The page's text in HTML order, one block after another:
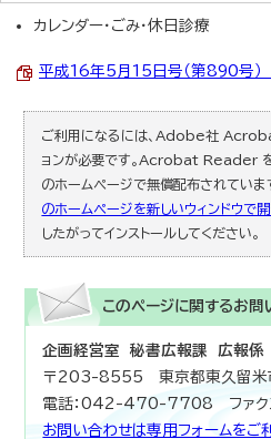
カレンダー・ごみ・休日診療
平成16年5月15日号（第890号
ご利用になるには、Adobe社
ョンが必要です。Acrobat Reader
のホームページで無償配布されていま
のホームページを新しいウィンドウで開
したがってインストールしてください。
このページに関するお問
企画経営室 秘書広報課 広報係
〒203-8555 東京都東久留米
電話：042-470-7708 ファ
お問い合わせは専用フォームをご